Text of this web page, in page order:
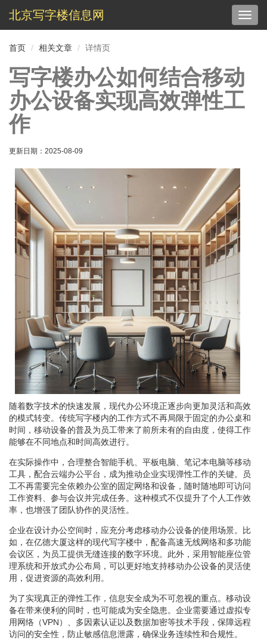
切
换
北京写字楼信息网
首页 相关文章 详情页
写字楼办公如何结合移动
办公设备实现高效弹性工
作
更新日期： 2025-08-09
随着数字技术的快速发展，现代办公环境正逐步向更加灵活和高效
的模式转变。传统写字楼内的工作方式不再局限于固定的办公桌和
时间，移动设备的普及为员工带来了前所未有的自由度，使得工作
能够在不同地点和时间高效进行。
在实际操作中，合理整合智能手机、平板电脑、笔记本电脑等移动
工具，配合云端办公平台，成为推动企业实现弹性工作的关键。员
工不再需要完全依赖办公室的固定网络和设备，随时随地即可访问
工作资料、参与会议并完成任务。这种模式不仅提升了个人工作效
率，也增强了团队协作的灵活性。
企业在设计办公空间时，应充分考虑移动办公设备的使用场景。比
如，在亿德大厦这样的现代写字楼中，配备高速无线网络和多功能
会议区，为员工提供无缝连接的数字环境。此外，采用智能座位管
理系统和开放式办公布局，可以更好地支持移动办公设备的灵活使
用，促进资源的高效利用。
为了实现真正的弹性工作，信息安全成为不可忽视的重点。移动设
备在带来便利的同时，也可能成为安全隐患。企业需要通过虚拟专
用网络（VPN）、多因素认证以及数据加密等技术手段，保障远程
访问的安全性，防止敏感信息泄露，确保业务连续性和合规性。